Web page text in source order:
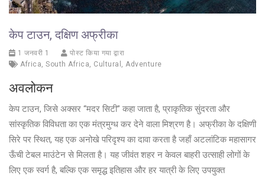
केप टाउन, दक्षिण अफ्रीका
1 जनवरी 1
पोस्ट किया गया द्वारा
Africa South Africa Cultural Adventure
अवलोकन
केप टाउन, जिसे अक्सर “मदर सिटी” कहा जाता है, प्राकृतिक सुंदरता और
सांस्कृतिक विविधता का एक मंत्रमुग्ध कर देने वाला मिश्रण है। अफ्रीका के दक्षिणी
सिरे पर स्थित, यह एक अनोखे परिदृश्य का दावा करता है जहाँ अटलांटिक महासागर
ऊँची टेबल माउंटेन से मिलता है। यह जीवंत शहर न केवल बाहरी उत्साही लोगों के
लिए एक स्वर्ग है, बल्कि एक समृद्ध इतिहास और हर यात्री के लिए उपयुक्त